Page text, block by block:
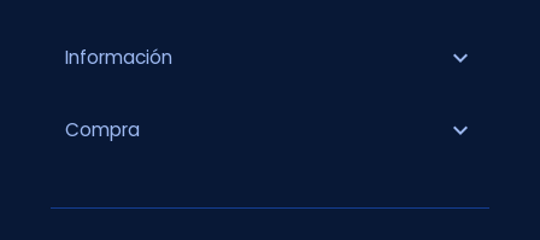
Información expand_more
Compra expand_more